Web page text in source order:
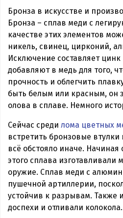
Бронза в искусстве и
Бронза – сплав меди с
качестве этих элементов
никель, свинец, цирконий,
Исключение составляет
добавляют в медь для того,
прочность и облегчить
быть белым или красным, он
олова в сплаве. Немного
Сейчас среди лома цветных
встретить бронзовые
всё обстояло иначе. Начиная
этого сплава изготавливали
оружие. Сплав меди с
пушечной артиллерии,
устойчив к разрывам. Также
доспехи и отливали колокола.